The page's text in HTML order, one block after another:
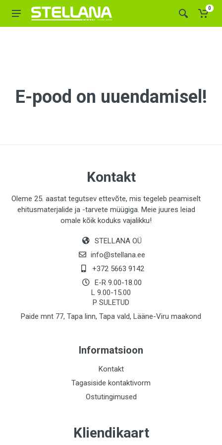
0
E-pood on uuendamisel!
Kontakt
Oleme 25. aastat tegutsev ettevõte, mis tegeleb peamiselt
ehitusmaterjalide ja -tarvete müügiga. Meie juures leiad
omale kõik koduks vajalikku!
STELLANA OÜ
info@stellana.ee
+372 5663 9142
E-R 9.00-18.00
L 9.00-15.00
P SULETUD
Paide mnt 77, Tapa linn, Tapa vald, Lääne-Viru maakond
Informatsioon
Kontakt
Tagasiside kontaktivorm
Ostutingimused
Kliendikaart